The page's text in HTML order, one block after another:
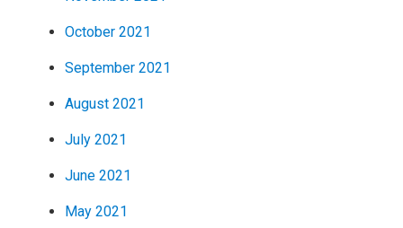
October 2021
September 2021
August 2021
July 2021
June 2021
May 2021